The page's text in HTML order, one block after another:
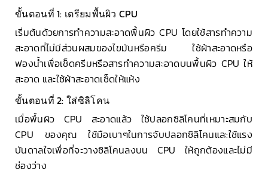
ขั้นตอนที่ 1: เตรียมพื้นผิว CPU
เริ่มต้นด้วยการทำความสะอาดพื้นผิว CPU โดยใช้สารทำความ
สะอาดที่ไม่มีส่วนผสมของไขมันหรือครีม ใช้ผ้าสะอาดหรือ
ฟองน้ำเพื่อเช็ดครีมหรือสารทำความสะอาดบนพื้นผิว CPU ให้
สะอาด และใช้ผ้าสะอาดเช็ดให้แห้ง
ขั้นตอนที่ 2: ใส่ซิลิโคน
เมื่อพื้นผิว CPU สะอาดแล้ว ใช้ปลอกซิลิโคนที่เหมาะสมกับ
CPU ของคุณ ใช้มือเบาๆในการจับปลอกซิลิโคนและใช้แรง
บันดาลใจเพื่อที่จะวางซิลิโคนลงบน CPU ให้ถูกต้องและไม่มี
ช่องว่าง